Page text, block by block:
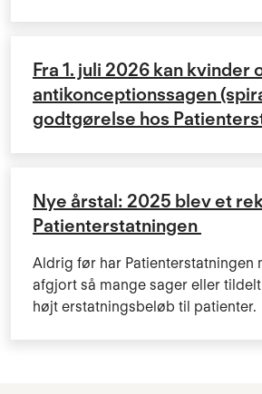
Fra 1. juli 2026 kan kvinder
antikonceptionssagen
godtgørelse hos
Nye årstal: 2025 blev et
Patienterstatningen
Aldrig før har Patienterstatningen
afgjort så mange sager eller
højt erstatningsbeløb til patienter.